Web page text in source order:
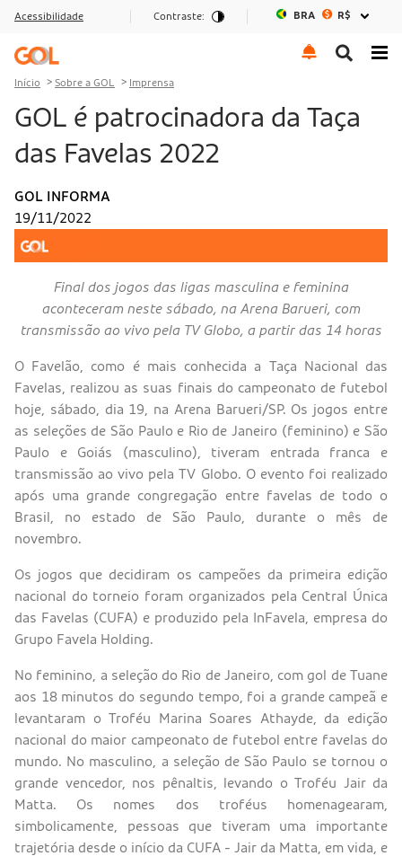
Ir para o menu
Ir para o conteúdo
Ir para o rodapé
Acessibilidade Contraste: BRA R$
Início Sobre a GOL Imprensa
GOL é patrocinadora da Taça
das Favelas 2022
GOL INFORMA
19/11/2022
Final dos jogos das ligas masculina e feminina
aconteceram neste sábado, na Arena Barueri, com
transmissão ao vivo pela TV Globo, a partir das 14 horas
O Favelão, como é mais conhecida a Taça Nacional das
Favelas, realizou as suas finais do campeonato de futebol
hoje, sábado, dia 19, na Arena Barueri/SP. Os jogos entre
as seleções de São Paulo e Rio de Janeiro (feminino) e São
Paulo e Goiás (masculino), tiveram entrada franca e
transmissão ao vivo pela TV Globo. O evento foi realizado
após uma grande congregação entre favelas de todo o
Brasil, no estado de São Paulo, durante o mês de
novembro.
Os jogos que decidiram os campeões da primeira edição
nacional do torneio foram organizados pela Central Única
das Favelas (CUFA) e produzido pela InFavela, empresa do
Grupo Favela Holding.
No feminino, a seleção do Rio de Janeiro, com gol de Tuane
aos 18 minutos do segundo tempo, foi a grande campeã e
levantaram o Troféu Marina Soares Athayde, da edição
nacional do maior campeonato de futebol entre favelas do
mundo. No masculino, a seleção de São Paulo se tornou o
grande vencedor, nos pênaltis, levando o Troféu Jair da
Matta. Os nomes dos troféus homenagearam,
simbolicamente, pessoas que tiveram uma importante
trajetória desde o início da CUFA - Jair da Matta, em vida, e